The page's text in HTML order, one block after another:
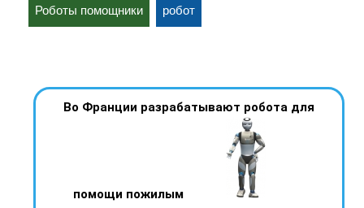
Роботы помощники робот
Во Франции разрабатывают робота для
помощи пожилым